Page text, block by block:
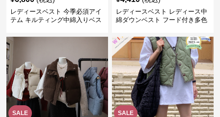
レディースベスト 今季必須アイ
テム キルティング中綿入りベス
レディースベスト レディース中
綿ダウンベスト フード付き多色
SALE SALE